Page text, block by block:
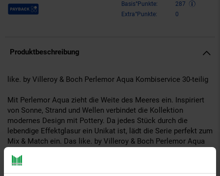
Payback Punkte Basis°Punkte:
287
Extra°Punkte:
0
Produktbeschreibung
like. by Villeroy & Boch Perlemor Aqua Kombiservice 30-teilig
Mit Perlemor Aqua zieht die Weite des Meeres ein. Inspiriert
von Sonne, Strand und Wellen verbindet die Kollektion
modernes Design mit Pottery. Da jedes Stück durch die
lebendige Effektglasur ein Unikat ist, lädt die Serie perfekt zum
Mix & Match ein. Das like. by Villeroy & Boch Perlemor Aqua
sorgen für entspannte Genussmomente bei Kaffee oder French
Coffee, während die Teller die perfekte Bühne für